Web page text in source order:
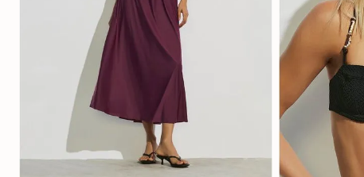
P M G
Adicionar na sacola
P